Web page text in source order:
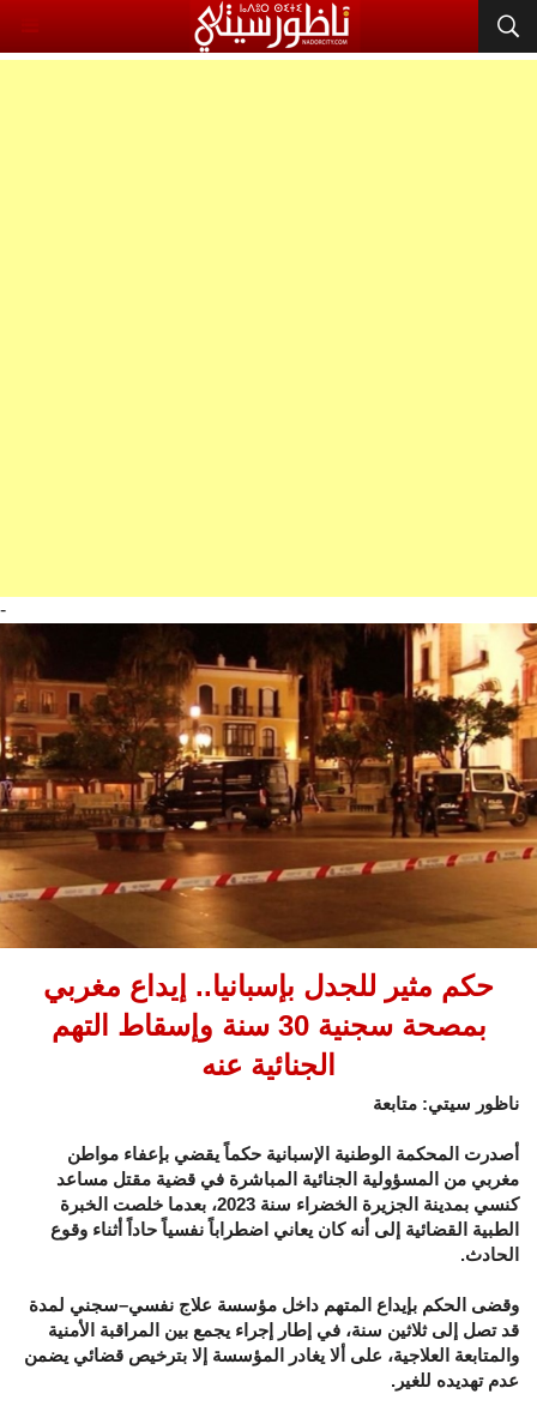
-
حكم مثير للجدل بإسبانيا.. إيداع مغربي
بمصحة سجنية 30 سنة وإسقاط التهم
الجنائية عنه
ناظور سيتي: متابعة
أصدرت المحكمة الوطنية الإسبانية حكماً يقضي بإعفاء مواطن
مغربي من المسؤولية الجنائية المباشرة في قضية مقتل مساعد
كنسي بمدينة الجزيرة الخضراء سنة 2023، بعدما خلصت الخبرة
الطبية القضائية إلى أنه كان يعاني اضطراباً نفسياً حاداً أثناء وقوع
الحادث.
وقضى الحكم بإيداع المتهم داخل مؤسسة علاج نفسي–سجني لمدة
قد تصل إلى ثلاثين سنة، في إطار إجراء يجمع بين المراقبة الأمنية
والمتابعة العلاجية، على ألا يغادر المؤسسة إلا بترخيص قضائي يضمن
عدم تهديده للغير.